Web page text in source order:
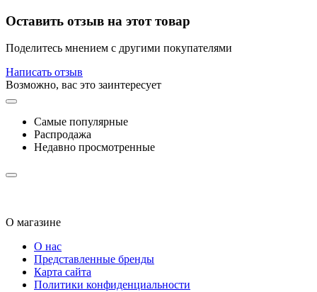
Оставить отзыв на этот товар
Поделитесь мнением с другими покупателями
Написать отзыв
Возможно, вас это заинтересует
Самые популярные
Распродажа
Недавно просмотренные
О магазине
О нас
Представленные бренды
Карта сайта
Политики конфиденциальности